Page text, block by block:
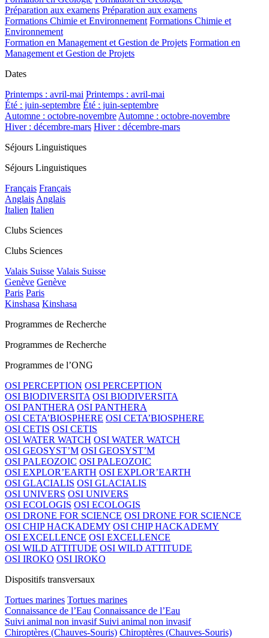
Préparation aux examens Préparation aux examens
Formations Chimie et Environnement Formations Chimie et
Environnement
Formation en Management et Gestion de Projets Formation en
Management et Gestion de Projets
Dates
Printemps : avril-mai Printemps : avril-mai
Été : juin-septembre Été : juin-septembre
Automne : octobre-novembre Automne : octobre-novembre
Hiver : décembre-mars Hiver : décembre-mars
Séjours Linguistiques
Séjours Linguistiques
Français Français
Anglais Anglais
Italien Italien
Clubs Sciences
Clubs Sciences
Valais Suisse Valais Suisse
Genève Genève
Paris Paris
Kinshasa Kinshasa
Programmes de Recherche
Programmes de Recherche
Programmes de l’ONG
OSI PERCEPTION OSI PERCEPTION
OSI BIODIVERSITA OSI BIODIVERSITA
OSI PANTHERA OSI PANTHERA
OSI CETA’BIOSPHERE OSI CETA’BIOSPHERE
OSI CETIS OSI CETIS
OSI WATER WATCH OSI WATER WATCH
OSI GEOSYST’M OSI GEOSYST’M
OSI PALEOZOIC OSI PALEOZOIC
OSI EXPLOR’EARTH OSI EXPLOR’EARTH
OSI GLACIALIS OSI GLACIALIS
OSI UNIVERS OSI UNIVERS
OSI ECOLOGIS OSI ECOLOGIS
OSI DRONE FOR SCIENCE OSI DRONE FOR SCIENCE
OSI CHIP HACKADEMY OSI CHIP HACKADEMY
OSI EXCELLENCE OSI EXCELLENCE
OSI WILD ATTITUDE OSI WILD ATTITUDE
OSI IROKO OSI IROKO
Dispositifs transversaux
Tortues marines Tortues marines
Connaissance de l’Eau Connaissance de l’Eau
Suivi animal non invasif Suivi animal non invasif
Chiroptères (Chauves-Souris) Chiroptères (Chauves-Souris)